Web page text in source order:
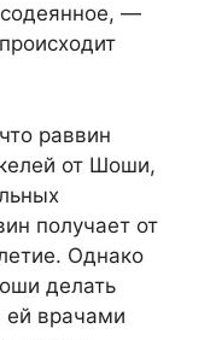
содеянное, —
раввин
от Шоши,
получает от
Однако
делать
ей врачами